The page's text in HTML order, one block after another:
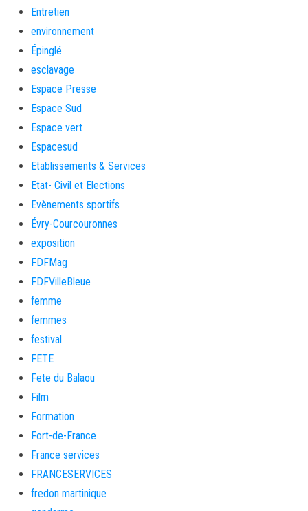
Entretien
environnement
Épinglé
esclavage
Espace Presse
Espace Sud
Espace vert
Espacesud
Etablissements & Services
Etat- Civil et Elections
Evènements sportifs
Évry-Courcouronnes
exposition
FDFMag
FDFVilleBleue
femme
femmes
festival
FETE
Fete du Balaou
Film
Formation
Fort-de-France
France services
FRANCESERVICES
fredon martinique